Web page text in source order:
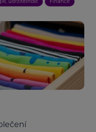
udržitelnost Finance